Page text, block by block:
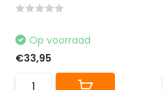
Op voorraad
€33,95